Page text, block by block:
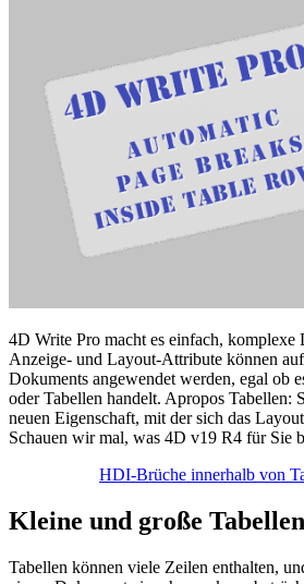
4D Write Pro macht es einfach, komplexe
Anzeige- und Layout-Attribute können
Dokuments angewendet werden, egal ob
oder Tabellen handelt. Apropos Tabellen:
neuen Eigenschaft, mit der sich das
Schauen wir mal, was 4D v19 R4 für Sie
HDI-Brüche innerhalb von
Kleine und große Tabellen
Tabellen können viele Zeilen enthalten,